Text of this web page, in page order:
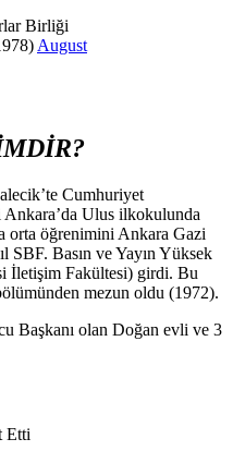
Birliği
August
Cumhuriyet
Ulus ilkokulunda
orta öğrenimini Ankara Gazi
SBF. Basın ve Yayın Yüksek
İletişim Fakültesi) girdi. Bu
mezun oldu (1972).
Başkanı olan Doğan evli ve 3
Etti